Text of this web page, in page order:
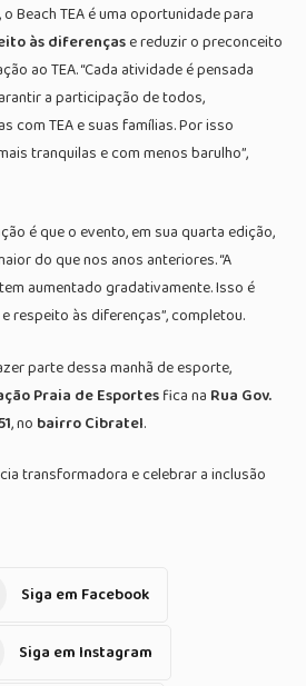
Beach TEA é uma oportunidade para
às diferençase reduzir o preconceito
ao TEA. “Cada atividade é pensada
a participação de todos,
com TEA e suas famílias. Por isso
tranquilas e com menos barulho”,
é que o evento, em sua quarta edição,
do que nos anos anteriores. “A
aumentado gradativamente. Isso é
respeito às diferenças”, completou.
parte dessa manhã de esporte,
Praia de Esportesfica na Rua Gov.
, no bairro Cibratel.
transformadora e celebrar a inclusão
Siga em Facebook
Siga em Instagram